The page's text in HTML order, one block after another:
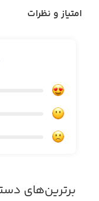
امتیاز و نظرات
برترین‌های